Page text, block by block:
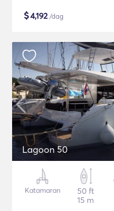
$4,192/dag
Lagoon 50
Katamaran
50 ft
15 m